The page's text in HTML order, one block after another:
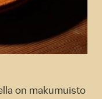
on makumuisto